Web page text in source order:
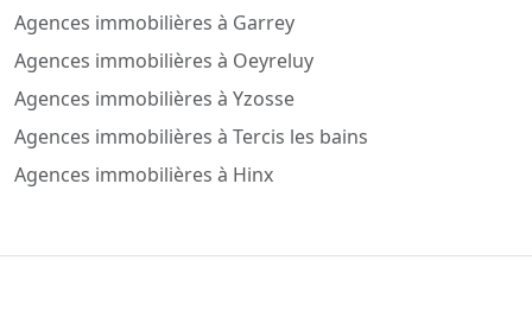
Agences immobilières à Garrey
Agences immobilières à Oeyreluy
Agences immobilières à Yzosse
Agences immobilières à Tercis les bains
Agences immobilières à Hinx